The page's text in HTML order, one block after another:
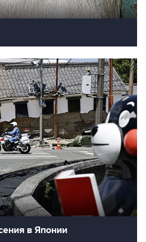
в Японии